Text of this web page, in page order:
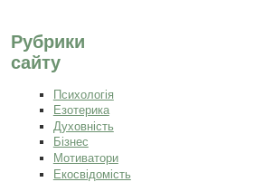
Рубрики
сайту
Психологія
Езотерика
Духовність
Бізнес
Мотиватори
Екосвідомість